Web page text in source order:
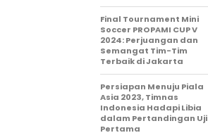
Final Tournament Mini
Soccer PROPAMI CUP V
2024: Perjuangan dan
Semangat Tim-Tim
Terbaik di Jakarta
Persiapan Menuju Piala
Asia 2023, Timnas
Indonesia Hadapi Libia
dalam Pertandingan Uji
Pertama